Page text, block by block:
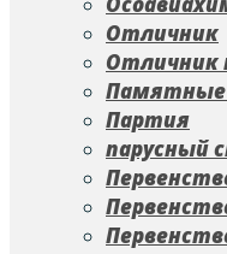
Отличник
Отличник
Памятные
Партия
парусный